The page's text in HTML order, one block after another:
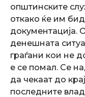
општинските
откако ќе им
документација.
денешната
граѓани кои не
е се помал. Се
да чекаат до
последните